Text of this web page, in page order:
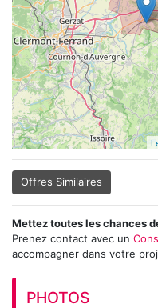
Offres Similaires
Mettez toutes les chances
Prenez contact avec un
accompagner dans votre
PHOTOS